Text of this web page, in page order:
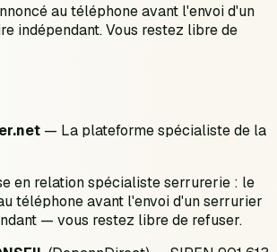
au téléphone avant l'envoi d'un
indépendant. Vous restez libre de
— La plateforme spécialiste de la
en relation spécialiste serrurerie : le
téléphone avant l'envoi d'un serrurier
— vous restez libre de refuser.